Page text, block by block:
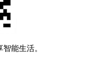
能生活。